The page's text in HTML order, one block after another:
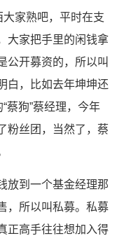
大家熟吧，平时在支
大家把手里的闲钱拿
公开募资的，所以叫
白，比如去年坤坤还
蔡狗”蔡经理，今年
粉丝团，当然了，蔡
放到一个基金经理那
，所以叫私募。私募
正高手往往想加入得